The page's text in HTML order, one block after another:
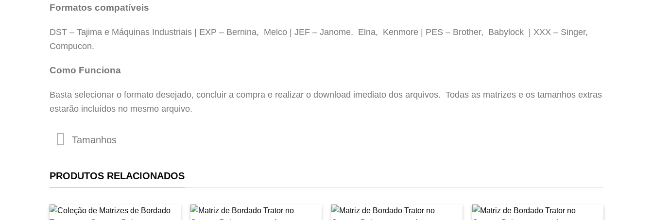
Formatos compatíveis
DST – Tajima e Máquinas Industriais | EXP – Bernina, Melco | JEF – Janome, Elna, Kenmore | PES – Brother, Babylock | XXX – Singer,
Compucon.
Como Funciona
Basta selecionar o formato desejado, concluir a compra e realizar o download imediato dos arquivos. Todas as matrizes e os tamanhos extras
estarão incluídos no mesmo arquivo.
Tamanhos
PRODUTOS RELACIONADOS